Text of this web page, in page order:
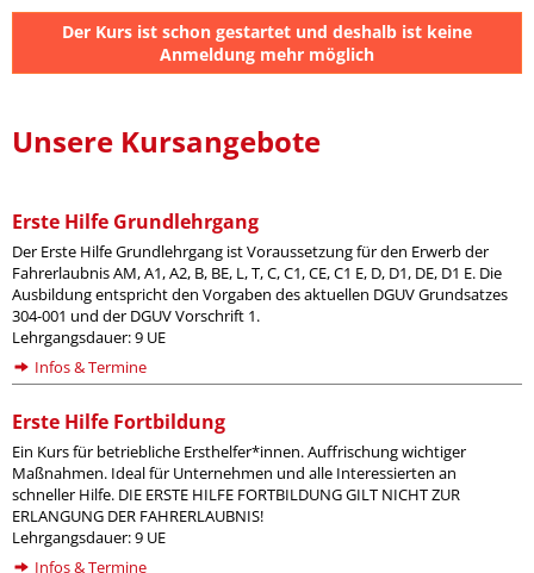
Der Kurs ist schon gestartet und deshalb ist keine
Anmeldung mehr möglich
Unsere Kursangebote
Erste Hilfe Grundlehrgang
Der Erste Hilfe Grundlehrgang ist Voraussetzung für den Erwerb der
Fahrerlaubnis AM, A1, A2, B, BE, L, T, C, C1, CE, C1 E, D, D1, DE, D1 E. Die
Ausbildung entspricht den Vorgaben des aktuellen DGUV Grundsatzes
304-001 und der DGUV Vorschrift 1.
Lehrgangsdauer: 9 UE
Infos & Termine
Erste Hilfe Fortbildung
Ein Kurs für betriebliche Ersthelfer*innen. Auffrischung wichtiger
Maßnahmen. Ideal für Unternehmen und alle Interessierten an
schneller Hilfe. DIE ERSTE HILFE FORTBILDUNG GILT NICHT ZUR
ERLANGUNG DER FAHRERLAUBNIS!
Lehrgangsdauer: 9 UE
Infos & Termine